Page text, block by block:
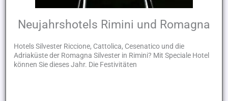
Neujahrshotels Rimini und Romagna
Hotels Silvester Riccione, Cattolica, Cesenatico und die
Adriaküste der Romagna Silvester in Rimini? Mit Speciale Hotel
können Sie dieses Jahr. Die Festivitäten